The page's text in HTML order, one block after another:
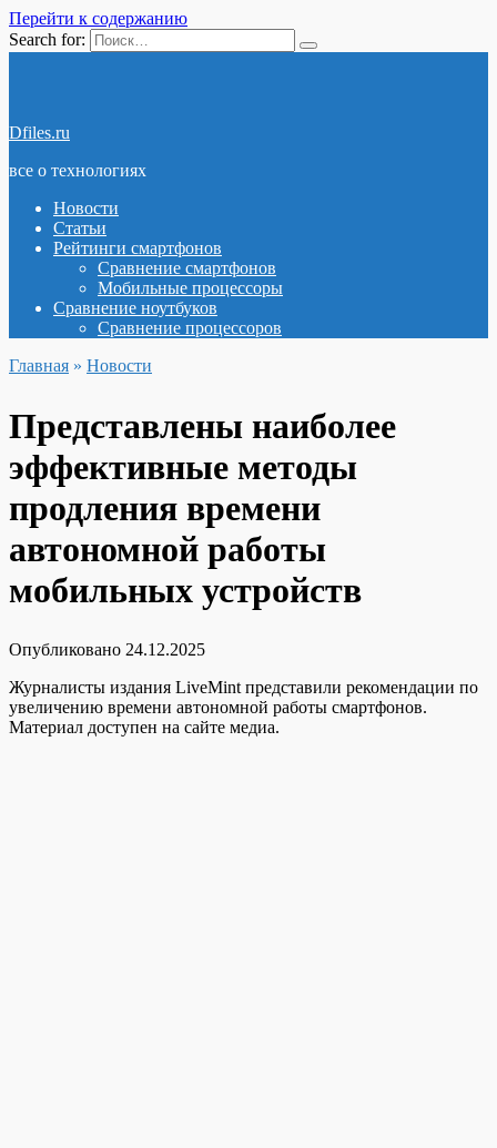
Перейти к содержанию
Search for:
Dfiles.ru
все о технологиях
Новости
Статьи
Рейтинги смартфонов
Сравнение смартфонов
Мобильные процессоры
Сравнение ноутбуков
Сравнение процессоров
Главная » Новости
Представлены наиболее
эффективные методы
продления времени
автономной работы
мобильных устройств
Опубликовано 24.12.2025
Журналисты издания LiveMint представили рекомендации по
увеличению времени автономной работы смартфонов.
Материал доступен на сайте медиа.